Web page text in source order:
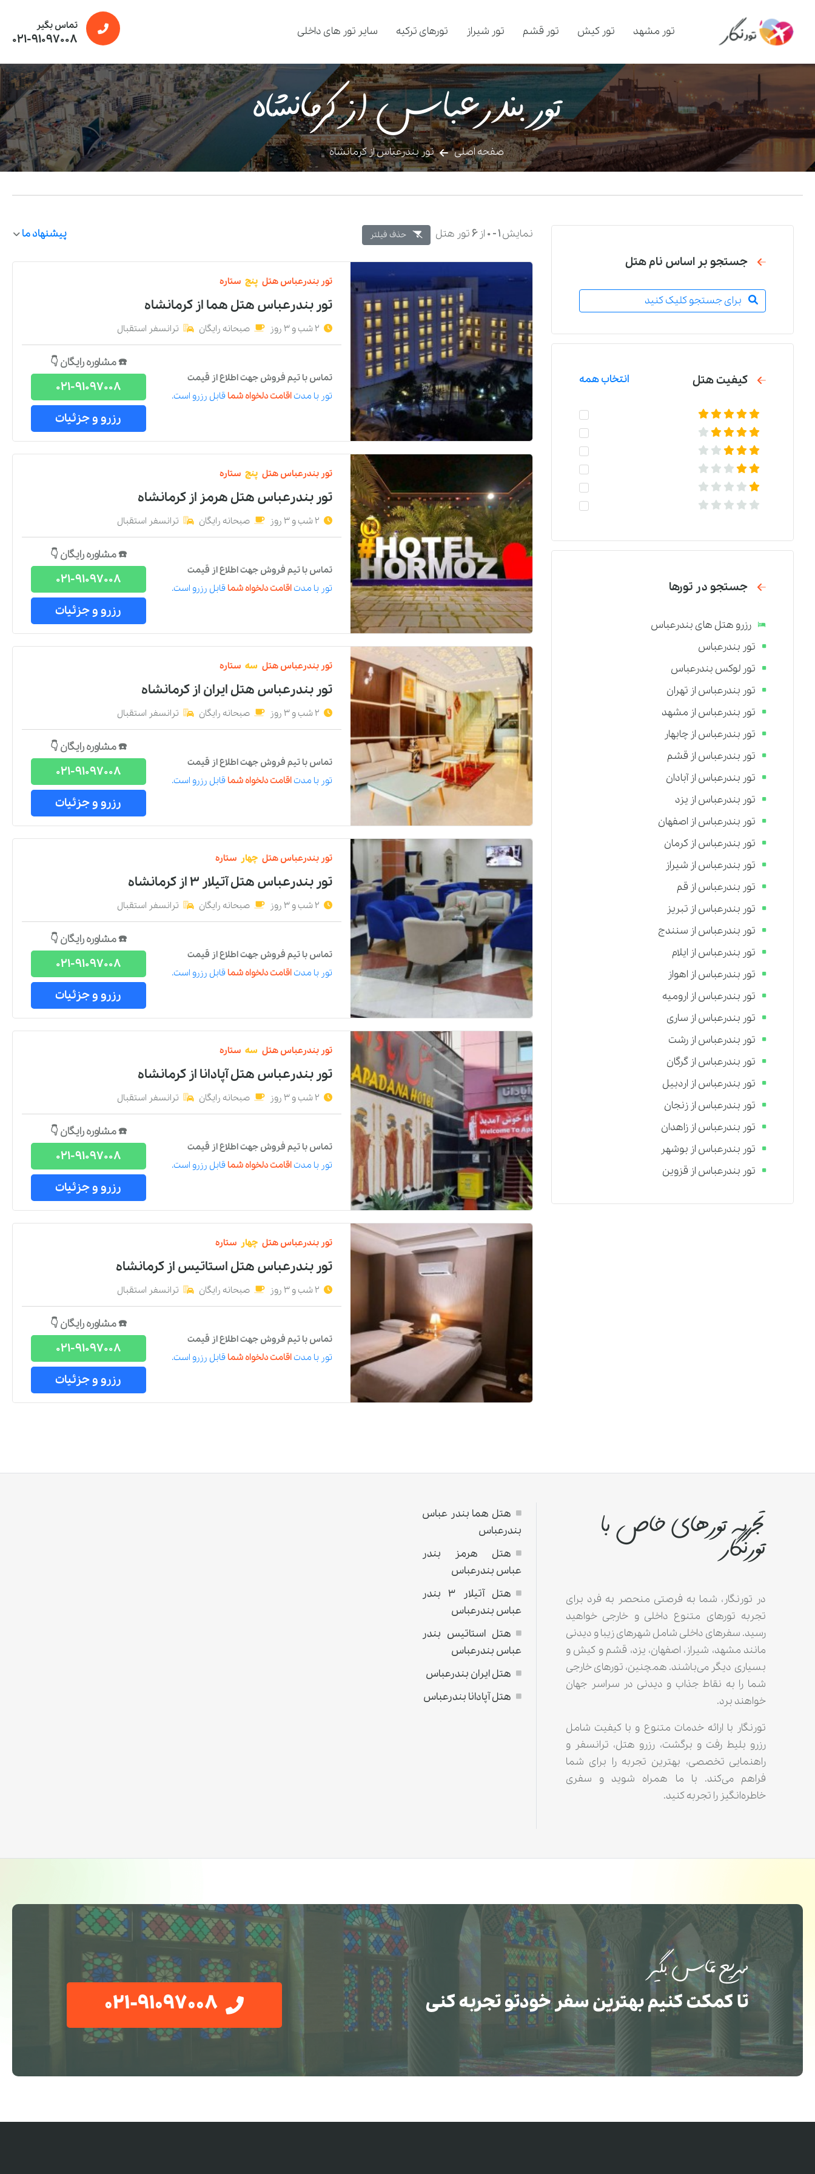
تور مشهد تور کیش تور قشم تور شیراز تورهای ترکیه سایر تور های داخلی تماس بگیر
021-91097008
تور بندرعباس از کرمانشاه
صفحه اصلی تور بندرعباس از کرمانشاه
جستجو بر اساس نام هتل
برای جستجو کلیک کنید
کیفیت هتل انتخاب همه
جستجو در تورها
رزرو هتل های بندرعباس
تور بندرعباس
تور لوکس بندرعباس
تور بندرعباس از تهران
تور بندرعباس از مشهد
تور بندرعباس از چابهار
تور بندرعباس از قشم
تور بندرعباس از آبادان
تور بندرعباس از یزد
تور بندرعباس از اصفهان
تور بندرعباس از کرمان
تور بندرعباس از شیراز
تور بندرعباس از قم
تور بندرعباس از تبریز
تور بندرعباس از سنندج
تور بندرعباس از ایلام
تور بندرعباس از اهواز
تور بندرعباس از ارومیه
تور بندرعباس از ساری
تور بندرعباس از رشت
تور بندرعباس از گرگان
تور بندرعباس از اردبیل
تور بندرعباس از زنجان
تور بندرعباس از زاهدان
تور بندرعباس از بوشهر
تور بندرعباس از قزوین
نمایش1 -
0 از6 تور هتل حذف فیلتر پیشنهاد ما
تور بندرعباس هتل پنج ستاره
تور بندرعباس هتل هما از کرمانشاه
2 شب و 3 روز صبحانه رایگان ترانسفر استقبال
تماس با تیم فروش جهت اطلاع از قیمت
تور با مدتاقامت دلخواه شما قابل رزرو است.
☎️ مشاوره رایگان 👇
021-91097008
رزرو و جزئیات
تور بندرعباس هتل پنج ستاره
تور بندرعباس هتل هرمز از کرمانشاه
2 شب و 3 روز صبحانه رایگان ترانسفر استقبال
تماس با تیم فروش جهت اطلاع از قیمت
تور با مدتاقامت دلخواه شما قابل رزرو است.
☎️ مشاوره رایگان 👇
021-91097008
رزرو و جزئیات
تور بندرعباس هتل سه ستاره
تور بندرعباس هتل ایران از کرمانشاه
2 شب و 3 روز صبحانه رایگان ترانسفر استقبال
تماس با تیم فروش جهت اطلاع از قیمت
تور با مدتاقامت دلخواه شما قابل رزرو است.
☎️ مشاوره رایگان 👇
021-91097008
رزرو و جزئیات
تور بندرعباس هتل چهار ستاره
تور بندرعباس هتل آتیلار ۳ از کرمانشاه
2 شب و 3 روز صبحانه رایگان ترانسفر استقبال
تماس با تیم فروش جهت اطلاع از قیمت
تور با مدتاقامت دلخواه شما قابل رزرو است.
☎️ مشاوره رایگان 👇
021-91097008
رزرو و جزئیات
تور بندرعباس هتل سه ستاره
تور بندرعباس هتل آپادانا از کرمانشاه
2 شب و 3 روز صبحانه رایگان ترانسفر استقبال
تماس با تیم فروش جهت اطلاع از قیمت
تور با مدتاقامت دلخواه شما قابل رزرو است.
☎️ مشاوره رایگان 👇
021-91097008
رزرو و جزئیات
تور بندرعباس هتل چهار ستاره
تور بندرعباس هتل استاتیس از کرمانشاه
2 شب و 3 روز صبحانه رایگان ترانسفر استقبال
تماس با تیم فروش جهت اطلاع از قیمت
تور با مدتاقامت دلخواه شما قابل رزرو است.
☎️ مشاوره رایگان 👇
021-91097008
رزرو و جزئیات
تجربه تورهای خاص با
تورنگار
در تورنگار، شما به فرصتی منحصر به فرد برای
تجربه تورهای متنوع داخلی و خارجی خواهید
رسید. سفرهای داخلی شامل شهرهای زیبا و دیدنی
مانند مشهد، شیراز، اصفهان، یزد، قشم و کیش و
بسیاری دیگر می‌باشند. همچنین، تورهای خارجی
شما را به نقاط جذاب و دیدنی در سراسر جهان
خواهند برد.
تورنگار با ارائه خدمات متنوع و با کیفیت شامل
رزرو بلیط رفت و برگشت، رزرو هتل، ترانسفر و
راهنمایی تخصصی، بهترین تجربه را برای شما
فراهم می‌کند. با ما همراه شوید و سفری
خاطره‌انگیز را تجربه کنید.
هتل هما بندر عباس
بندرعباس
هتل هرمز بندر
عباس بندرعباس
هتل آتیلار ۳ بندر
عباس بندرعباس
هتل استاتیس بندر
عباس بندرعباس
هتل ایران بندرعباس
هتل آپادانا بندرعباس
سریع تماس بگیر
تا کمکت کنیم بهترین سفر خودتو تجربه کنی 021-91097008